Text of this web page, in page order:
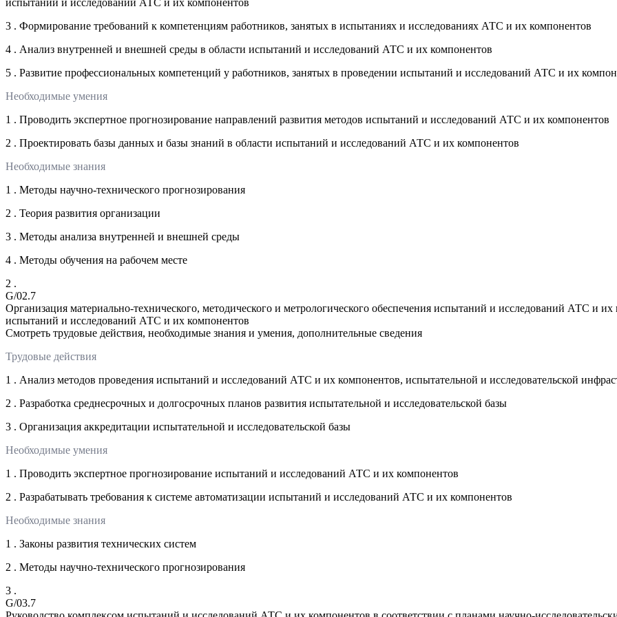
3 . Формирование требований к компетенциям работников, занятых в испытаниях и исследованиях АТС и их компонентов
4 . Анализ внутренней и внешней среды в области испытаний и исследований АТС и их компонентов
5 . Развитие профессиональных компетенций у работников, занятых в проведении испытаний и исследований АТС и их
Необходимые умения
1 . Проводить экспертное прогнозирование направлений развития методов испытаний и исследований АТС и их компонентов
2 . Проектировать базы данных и базы знаний в области испытаний и исследований АТС и их компонентов
Необходимые знания
1 . Методы научно-технического прогнозирования
2 . Теория развития организации
3 . Методы анализа внутренней и внешней среды
4 . Методы обучения на рабочем месте
2 .
G/02.7
Организация материально-технического, методического и метрологического обеспечения испытаний и исследований АТС и
испытаний и исследований АТС и их компонентов
Смотреть трудовые действия, необходимые знания и умения, дополнительные сведения
Трудовые действия
1 . Анализ методов проведения испытаний и исследований АТС и их компонентов, испытательной и исследовательской
2 . Разработка среднесрочных и долгосрочных планов развития испытательной и исследовательской базы
3 . Организация аккредитации испытательной и исследовательской базы
Необходимые умения
1 . Проводить экспертное прогнозирование испытаний и исследований АТС и их компонентов
2 . Разрабатывать требования к системе автоматизации испытаний и исследований АТС и их компонентов
Необходимые знания
1 . Законы развития технических систем
2 . Методы научно-технического прогнозирования
3 .
G/03.7